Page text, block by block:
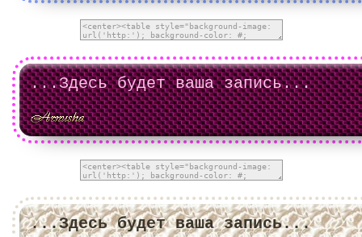
...Здесь будет ваша запись...
...Здесь будет ваша запись...